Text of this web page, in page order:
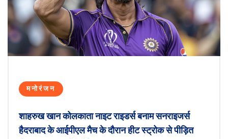
मनोरंजन
शाहरुख खान कोलकाता नाइट राइडर्स बनाम सनराइजर्स
हैदराबाद के आईपीएल मैच के दौरान हीट स्ट्रोक से पीड़ित